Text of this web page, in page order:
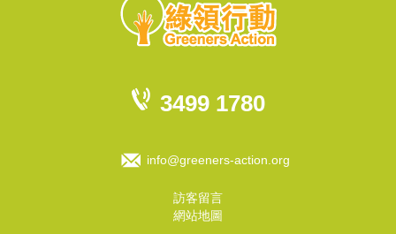
3499 1780
info@greeners-action.org
訪客留言
網站地圖